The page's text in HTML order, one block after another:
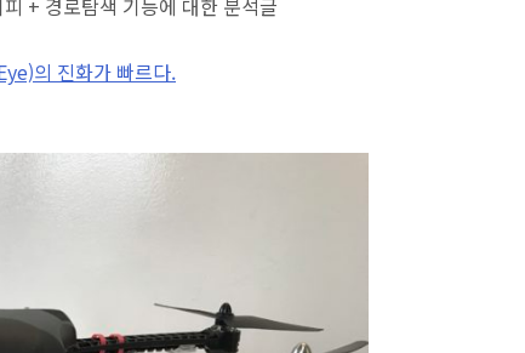
+ 경로탐색 기능에 대한 분석글
의 진화가 빠르다.